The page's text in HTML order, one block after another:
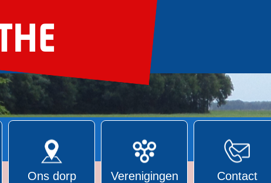
Ons dorp Verenigingen Contact